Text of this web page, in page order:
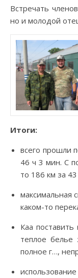
Встречать
но и молодой
Итоги:
всего прошли
46 ч 3 мин. С
то 186 км за 43
максимальная
каком-то
Каа
теплое белье
полное г…,